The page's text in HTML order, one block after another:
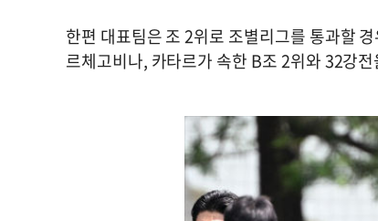
한편 대표팀은 조 2위로 조별리그를 통과할
르체고비나, 카타르가 속한 B조 2위와 32강